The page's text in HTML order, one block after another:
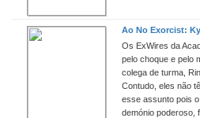
Ao No Exorcist:
Os ExWires da
pelo choque e pelo
colega de turma,
Contudo, eles não
esse assunto pois
demónio poderoso,